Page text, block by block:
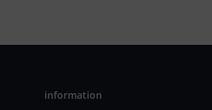
information